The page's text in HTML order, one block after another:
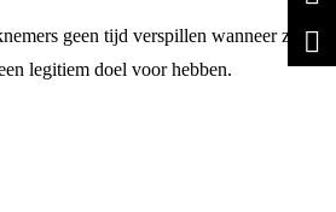
geen tijd verspillen wanneer ze
legitiem doel voor hebben.